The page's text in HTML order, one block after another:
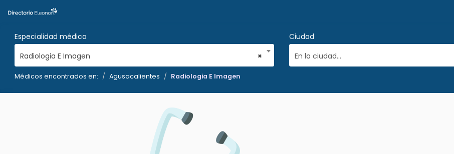
Especialidad médica
×
Radiologia E Imagen
Ciudad
En la ciudad...
Médicos encontrados en: Agusacalientes Radiologia E Imagen